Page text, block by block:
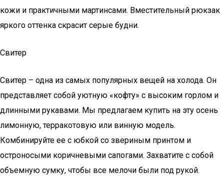
кожи и практичными мартинсами. Вместительный рюкзак
яркого оттенка скрасит серые будни.
Свитер
Свитер – одна из самых популярных вещей на холода. Он
представляет собой уютную «кофту» с высоким горлом и
длинными рукавами. Мы предлагаем купить на эту осень
лимонную, терракотовую или винную модель.
Комбинируйте ее с юбкой со звериным принтом и
остроносыми коричневыми сапогами. Захватите с собой
объемную сумку, чтобы все мелочи были под рукой.